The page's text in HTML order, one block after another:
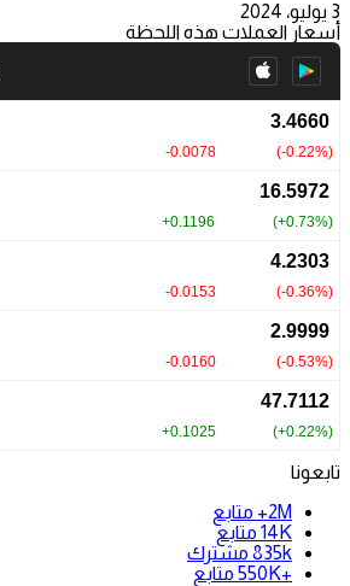
3 يوليو، 2024
أسعار العملات هذه اللحظة
تابعونا
2M+
متابع
14K متابع
835k مشترك
+550K
متابع